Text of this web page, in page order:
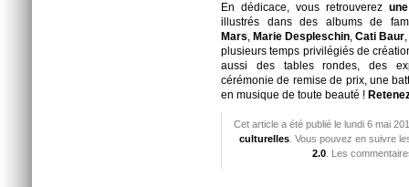
En dédicace, vous retrouverez
illustrés dans des albums de
Mars, Marie Despleschin, Cati Baur,
plusieurs temps privilégiés de
aussi des tables rondes, des
cérémonie de remise de prix, une
en musique de toute beauté !
Cet article a été publié le lundi 6 mai
culturelles . Vous pouvez en suivre
2.0 . Les